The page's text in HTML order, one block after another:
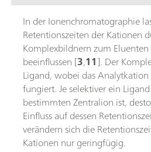
In der Ionenchromatographie
Retentionszeiten der Kationen
Komplexbildnern zum
beeinflussen [3,11]. Der
Ligand, wobei das
fungiert. Je selektiver ein
bestimmten Zentralion ist,
Einfluss auf dessen
verändern sich die
Kationen nur geringfügig.